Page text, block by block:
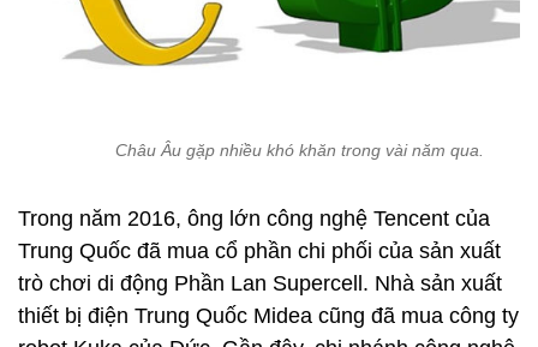
Châu Âu gặp nhiều khó khăn trong vài năm qua.
Trong năm 2016, ông lớn công nghệ Tencent của
Trung Quốc đã mua cổ phần chi phối của sản xuất
trò chơi di động Phần Lan Supercell. Nhà sản xuất
thiết bị điện Trung Quốc Midea cũng đã mua công ty